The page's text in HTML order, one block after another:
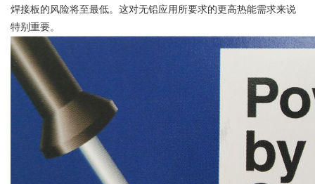
焊接板的风险将至最低。这对无铅应用所要求的更高热能需求来说
特别重要。